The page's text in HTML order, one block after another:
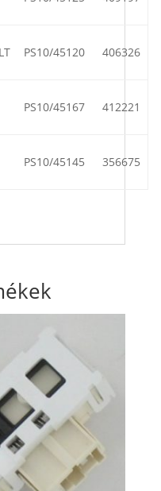
PS10/45120 406326
PS10/45167 412221
PS10/45145 356675